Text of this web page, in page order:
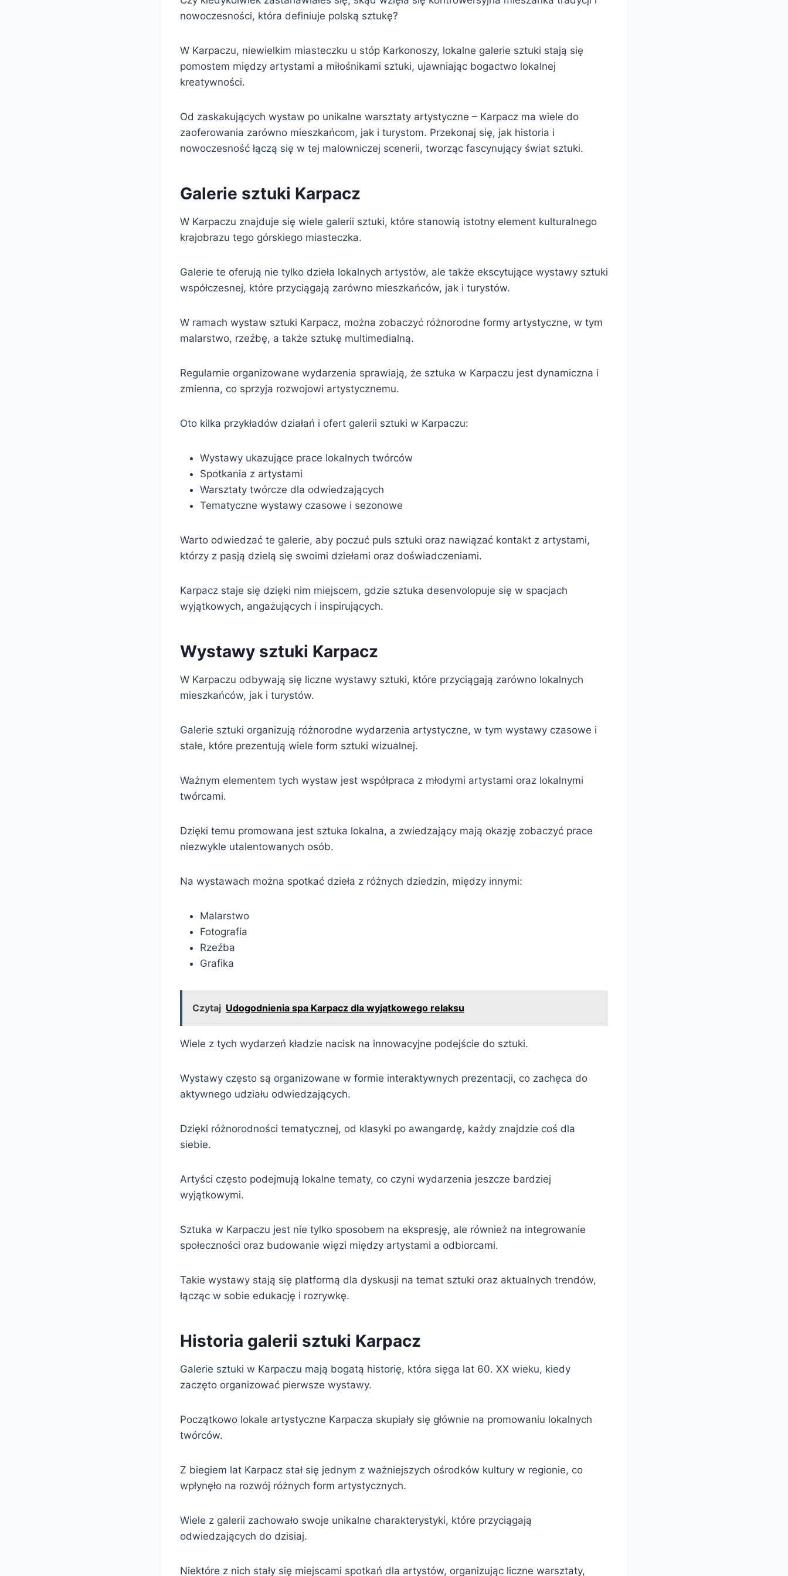
nowoczesności, która definiuje polską sztukę?
W Karpaczu, niewielkim miasteczku u stóp Karkonoszy, lokalne galerie sztuki stają się
pomostem między artystami a miłośnikami sztuki, ujawniając bogactwo lokalnej
kreatywności.
Od zaskakujących wystaw po unikalne warsztaty artystyczne – Karpacz ma wiele do
zaoferowania zarówno mieszkańcom, jak i turystom. Przekonaj się, jak historia i
nowoczesność łączą się w tej malowniczej scenerii, tworząc fascynujący świat sztuki.
Galerie sztuki Karpacz
W Karpaczu znajduje się wiele galerii sztuki, które stanowią istotny element kulturalnego
krajobrazu tego górskiego miasteczka.
Galerie te oferują nie tylko dzieła lokalnych artystów, ale także ekscytujące wystawy sztuki
współczesnej, które przyciągają zarówno mieszkańców, jak i turystów.
W ramach wystaw sztuki Karpacz, można zobaczyć różnorodne formy artystyczne, w tym
malarstwo, rzeźbę, a także sztukę multimedialną.
Regularnie organizowane wydarzenia sprawiają, że sztuka w Karpaczu jest dynamiczna i
zmienna, co sprzyja rozwojowi artystycznemu.
Oto kilka przykładów działań i ofert galerii sztuki w Karpaczu:
Wystawy ukazujące prace lokalnych twórców
Spotkania z artystami
Warsztaty twórcze dla odwiedzających
Tematyczne wystawy czasowe i sezonowe
Warto odwiedzać te galerie, aby poczuć puls sztuki oraz nawiązać kontakt z artystami,
którzy z pasją dzielą się swoimi dziełami oraz doświadczeniami.
Karpacz staje się dzięki nim miejscem, gdzie sztuka desenvolopuje się w spacjach
wyjątkowych, angażujących i inspirujących.
Wystawy sztuki Karpacz
W Karpaczu odbywają się liczne wystawy sztuki, które przyciągają zarówno lokalnych
mieszkańców, jak i turystów.
Galerie sztuki organizują różnorodne wydarzenia artystyczne, w tym wystawy czasowe i
stałe, które prezentują wiele form sztuki wizualnej.
Ważnym elementem tych wystaw jest współpraca z młodymi artystami oraz lokalnymi
twórcami.
Dzięki temu promowana jest sztuka lokalna, a zwiedzający mają okazję zobaczyć prace
niezwykle utalentowanych osób.
Na wystawach można spotkać dzieła z różnych dziedzin, między innymi:
Malarstwo
Fotografia
Rzeźba
Grafika
Czytaj Udogodnienia spa Karpacz dla wyjątkowego relaksu
Wiele z tych wydarzeń kładzie nacisk na innowacyjne podejście do sztuki.
Wystawy często są organizowane w formie interaktywnych prezentacji, co zachęca do
aktywnego udziału odwiedzających.
Dzięki różnorodności tematycznej, od klasyki po awangardę, każdy znajdzie coś dla
siebie.
Artyści często podejmują lokalne tematy, co czyni wydarzenia jeszcze bardziej
wyjątkowymi.
Sztuka w Karpaczu jest nie tylko sposobem na ekspresję, ale również na integrowanie
społeczności oraz budowanie więzi między artystami a odbiorcami.
Takie wystawy stają się platformą dla dyskusji na temat sztuki oraz aktualnych trendów,
łącząc w sobie edukację i rozrywkę.
Historia galerii sztuki Karpacz
Galerie sztuki w Karpaczu mają bogatą historię, która sięga lat 60. XX wieku, kiedy
zaczęto organizować pierwsze wystawy.
Początkowo lokale artystyczne Karpacza skupiały się głównie na promowaniu lokalnych
twórców.
Z biegiem lat Karpacz stał się jednym z ważniejszych ośrodków kultury w regionie, co
wpłynęło na rozwój różnych form artystycznych.
Wiele z galerii zachowało swoje unikalne charakterystyki, które przyciągają
odwiedzających do dzisiaj.
Niektóre z nich stały się miejscami spotkań dla artystów, organizując liczne warsztaty,